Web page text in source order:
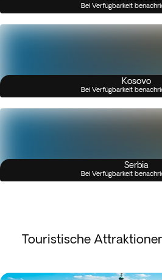
Bei Verfügbarkeit
Kosovo
Bei Verfügbarkeit
Serbia
Bei Verfügbarkeit
Touristische